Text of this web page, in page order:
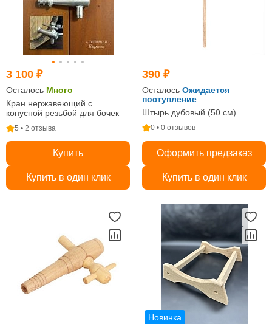
3 100 ₽
Осталось Много
Кран нержавеющий с
конусной резьбой для бочек
5 • 2 отзыва
Купить
Купить в один клик
390 ₽
Осталось Ожидается
поступление
Штырь дубовый (50 см)
0 • 0 отзывов
Оформить предзаказ
Купить в один клик
Новинка